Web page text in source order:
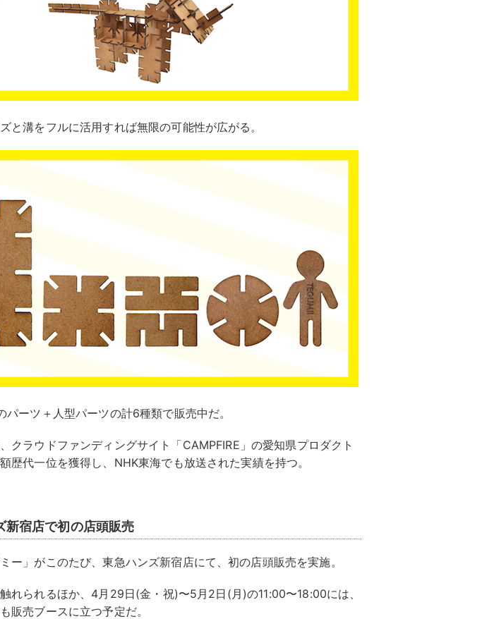
と溝をフルに活用すれば無限の可能性が広がる。
パーツ＋人型パーツの計6種類で販売中だ。
クラウドファンディングサイト「CAMPFIRE」の愛知県プロダクト
歴代一位を獲得し、NHK東海でも放送された実績を持つ。
新宿店で初の店頭販売
ー」がこのたび、東急ハンズ新宿店にて、初の店頭販売を実施。
れられるほか、4月29日(金・祝)〜5月2日(月)の11:00〜18:00には、
販売ブースに立つ予定だ。